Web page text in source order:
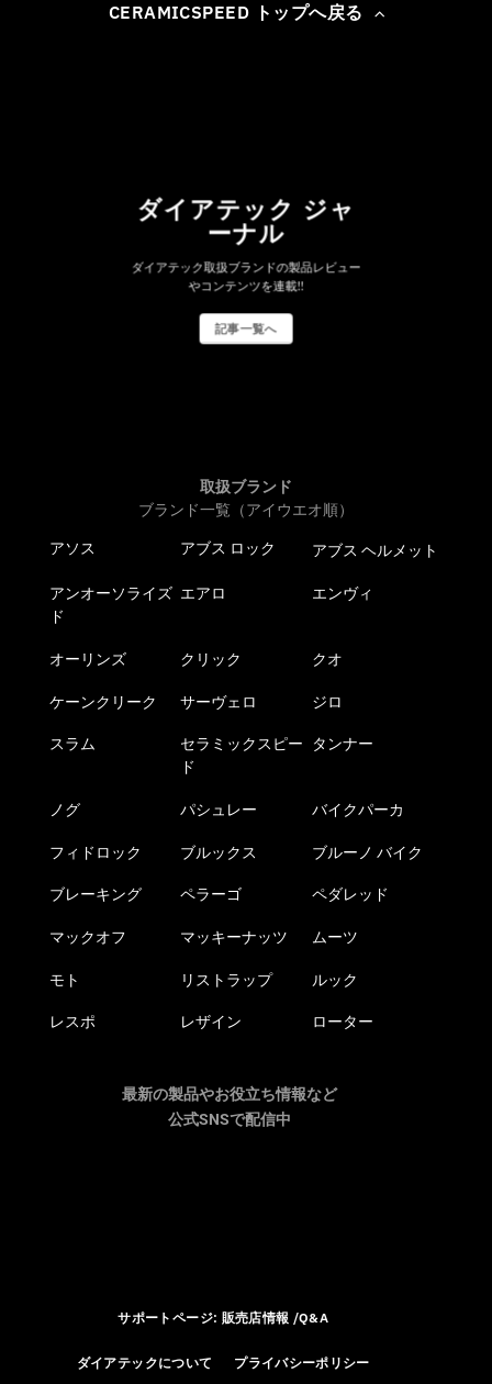
CERAMICSPEED トップへ戻る
ダイアテック ジャ
ーナル
ダイアテック取扱ブランドの製品レビュー
やコンテンツを連載!!
記事一覧へ
取扱ブランド
ブランド一覧（アイウエオ順）
アソス アブス ロック アブス ヘルメット
アンオーソライズ
ド
エアロ エンヴィ
オーリンズ クリック クオ
ケーンクリーク サーヴェロ ジロ
スラム
セラミックスピー
ド
タンナー
ノグ パシュレー バイクパーカ
フィドロック ブルックス ブルーノ バイク
ブレーキング ペラーゴ ペダレッド
マックオフ マッキーナッツ ムーツ
モト リストラップ ルック
レスポ レザイン ローター
最新の製品やお役立ち情報など
公式SNSで配信中
サポートページ: 販売店情報 /Q&A
ダイアテックについて プライバシーポリシー